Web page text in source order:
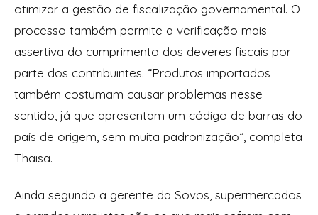
otimizar a gestão de fiscalização governamental. O
processo também permite a verificação mais
assertiva do cumprimento dos deveres fiscais por
parte dos contribuintes. “Produtos importados
também costumam causar problemas nesse
sentido, já que apresentam um código de barras do
país de origem, sem muita padronização”, completa
Thaisa.
Ainda segundo a gerente da Sovos, supermercados